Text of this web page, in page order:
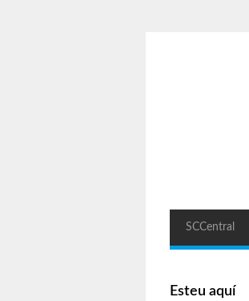
SCCentral
Esteu aquí